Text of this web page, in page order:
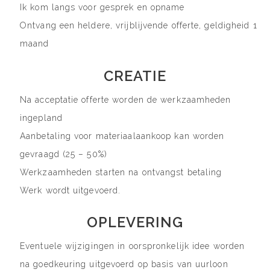
Ik kom langs voor gesprek en opname
Ontvang een heldere, vrijblijvende offerte, geldigheid 1
maand
CREATIE
Na acceptatie offerte worden de werkzaamheden
ingepland
Aanbetaling voor materiaalaankoop kan worden
gevraagd (25 – 50%)
Werkzaamheden starten na ontvangst betaling
Werk wordt uitgevoerd.
OPLEVERING
Eventuele wijzigingen in oorspronkelijk idee worden
na goedkeuring uitgevoerd op basis van uurloon